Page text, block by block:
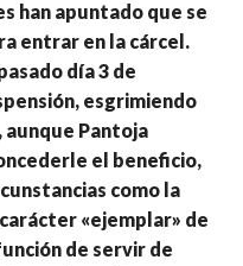
han apuntado que se
entrar en la cárcel.
día 3 de
esgrimiendo
Pantoja
el beneficio,
como la
«ejemplar» de
de servir de